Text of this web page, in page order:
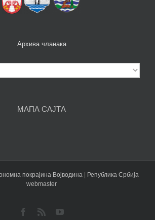
Архива чланака
МАПА САЈТА
покрајина Војводина | Република Србија
webmaster
Facebook
Rss YouTube